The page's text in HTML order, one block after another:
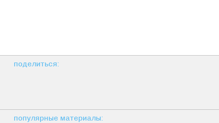
поделиться:
популярные материалы: